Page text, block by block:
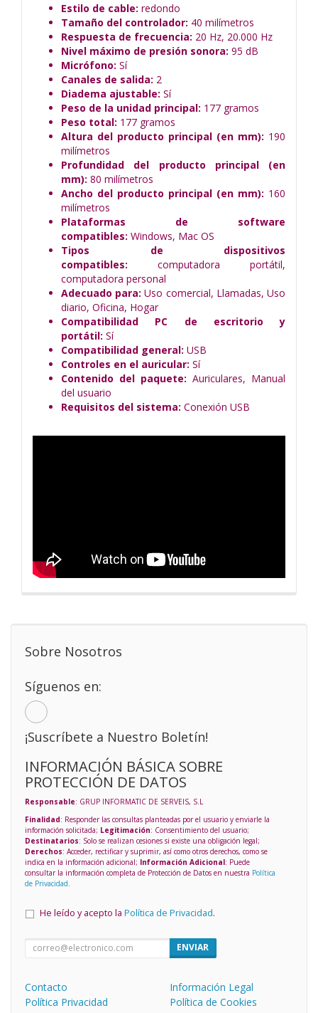
Estilo de cable: redondo
Tamaño del controlador: 40 milímetros
Respuesta de frecuencia: 20 Hz, 20.000 Hz
Nivel máximo de presión sonora: 95 dB
Micrófono: Sí
Canales de salida: 2
Diadema ajustable: Sí
Peso de la unidad principal: 177 gramos
Peso total: 177 gramos
Altura del producto principal (en mm): 190
milímetros
Profundidad del producto principal (en
mm): 80 milímetros
Ancho del producto principal (en mm): 160
milímetros
Plataformas de software
compatibles: Windows, Mac OS
Tipos de dispositivos
compatibles:
computadora portátil,
computadora personal
Adecuado para: Uso comercial, Llamadas, Uso
diario, Oficina, Hogar
Compatibilidad PC de escritorio y
portátil: Sí
Compatibilidad general: USB
Controles en el auricular: Sí
Contenido del paquete: Auriculares, Manual
del usuario
Requisitos del sistema: Conexión USB
Sobre Nosotros
Síguenos en:
¡Suscríbete a Nuestro Boletín!
INFORMACIÓN BÁSICA SOBRE
PROTECCIÓN DE DATOS
Responsable: GRUP INFORMATIC DE SERVEIS, S.L
Finalidad: Responder las consultas planteadas por el usuario y enviarle la
información solicitada; Legitimación: Consentimiento del usuario;
Destinatarios: Solo se realizan cesiones si existe una obligación legal;
Derechos: Acceder, rectificar y suprimir, así como otros derechos, como se
indica en la información adicional; Información Adicional: Puede
consultar la información completa de Protección de Datos en nuestra Política
de Privacidad.
He leído y acepto la Política de Privacidad.
ENVIAR
Contacto
Información Legal
Política Privacidad
Política de Cookies